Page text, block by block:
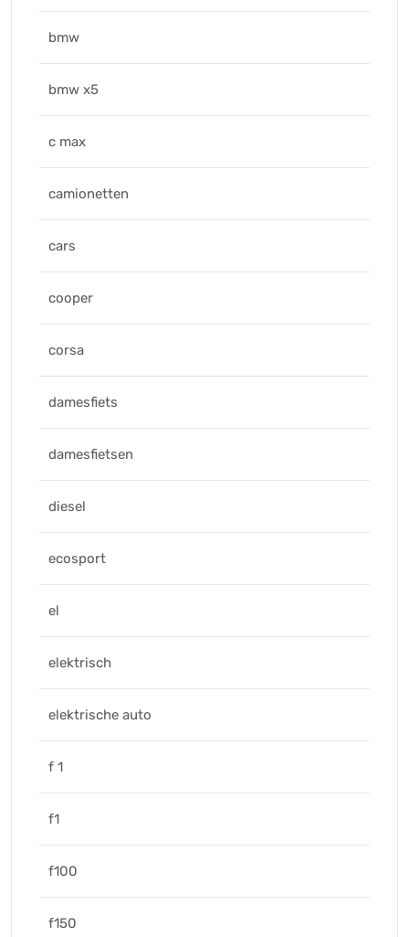
bmw
bmw x5
c max
camionetten
cars
cooper
corsa
damesfiets
damesfietsen
diesel
ecosport
el
elektrisch
elektrische auto
f 1
f1
f100
f150